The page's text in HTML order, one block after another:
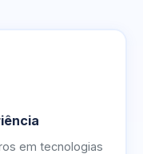
em tecnologias